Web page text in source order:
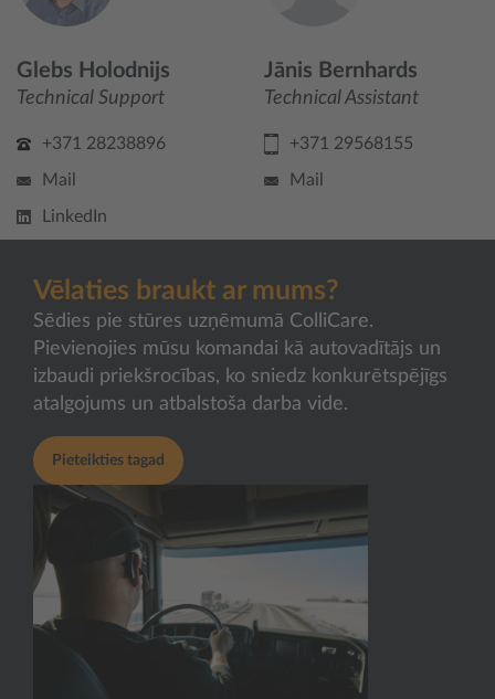
Glebs Holodnijs
Technical Support
+371 28238896
Mail
LinkedIn
Jānis Bernhards
Technical Assistant
+371 29568155
Mail
Vēlaties braukt ar mums?
Sēdies pie stūres uzņēmumā ColliCare.
Pievienojies mūsu komandai kā autovadītājs un
izbaudi priekšrocības, ko sniedz konkurētspējīgs
atalgojums un atbalstoša darba vide.
Pieteikties tagad